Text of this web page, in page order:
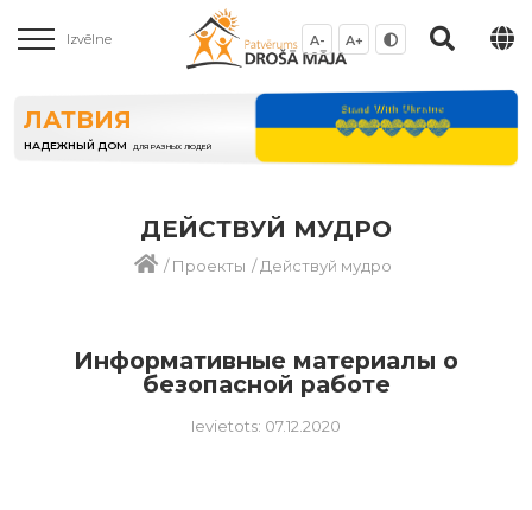
Izvēlne A- A+
ЛАТВИЯ
НАДЕЖНЫЙ ДОМ ДЛЯ РАЗНЫХ ЛЮДЕЙ
ДЕЙСТВУЙ МУДРО
/Проекты /Действуй мудро
Информативные материалы о
безопасной работе
Ievietots: 07.12.2020